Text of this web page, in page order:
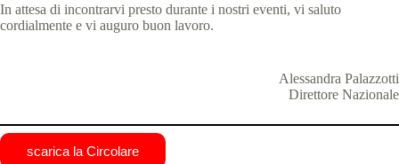
In attesa di incontrarvi presto durante i nostri eventi, vi saluto
cordialmente e vi auguro buon lavoro.
Alessandra Palazzotti
Direttore Nazionale
scarica la Circolare